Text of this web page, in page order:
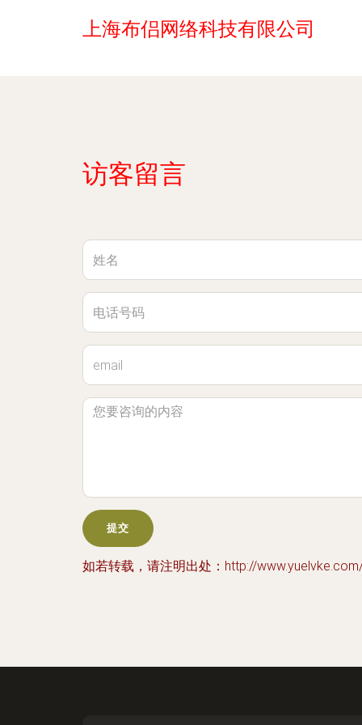
上海布侣网络科技有限公司
访客留言
如若转载，请注明出处：http://